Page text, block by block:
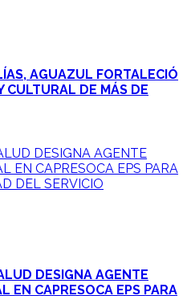
AGUAZUL FORTALECIÓ
CULTURAL DE MÁS DE
DESIGNA AGENTE
EN CAPRESOCA EPS PARA
DEL SERVICIO
DESIGNA AGENTE
EN CAPRESOCA EPS PARA